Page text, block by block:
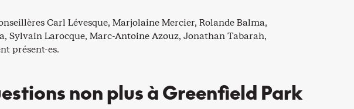
Carl Lévesque, Marjolaine Mercier, Rolande Balma,
Sylvain Larocque, Marc-Antoine Azouz, Jonathan Tabarah,
présent-es.
non plus à Greenfield Park